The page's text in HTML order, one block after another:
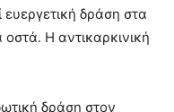
δράση στα
Η αντικαρκινική
δράση στον